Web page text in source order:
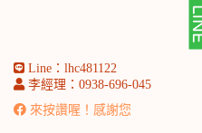
Line：lhc481122
李經理：0938-696-045
來按讚喔！感謝您